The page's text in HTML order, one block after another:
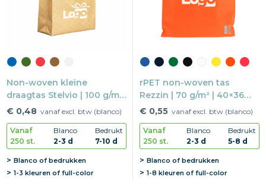
Non-woven kleine
draagtas Stelvio | 100 g/m²
| 25×23×10 cm | Met bodem
€ 0,48 vanaf excl. btw (blanco)
Vanaf
250 st.
Blanco
2-3 d
Bedrukt
7-10 d
Blanco of bedrukken
1-3 kleuren of full-color
rPET non-woven tas
Rezzin | 70 g/m² | 40×36
cm | Lange hengsels
€ 0,55 vanaf excl. btw (blanco)
Vanaf
250 st.
Blanco
2-3 d
Bedrukt
5-8 d
Blanco of bedrukken
1-8 kleuren of full-color